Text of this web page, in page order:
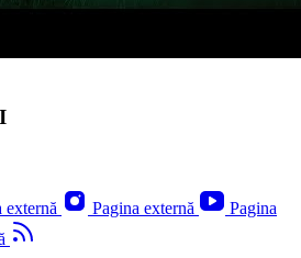
externă Pagina externă
Pagina